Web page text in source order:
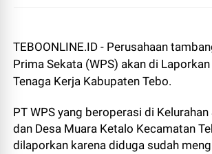
TEBOONLINE.ID - Perusahaan
Prima Sekata (WPS) akan di Laporkan
Tenaga Kerja Kabupaten Tebo.
PT WPS yang beroperasi di
dan Desa Muara Ketalo Kecamatan
dilaporkan karena diduga sudah